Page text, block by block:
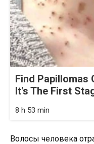
Find Papillomas
It's The First
8 h 53 min
Волосы человека